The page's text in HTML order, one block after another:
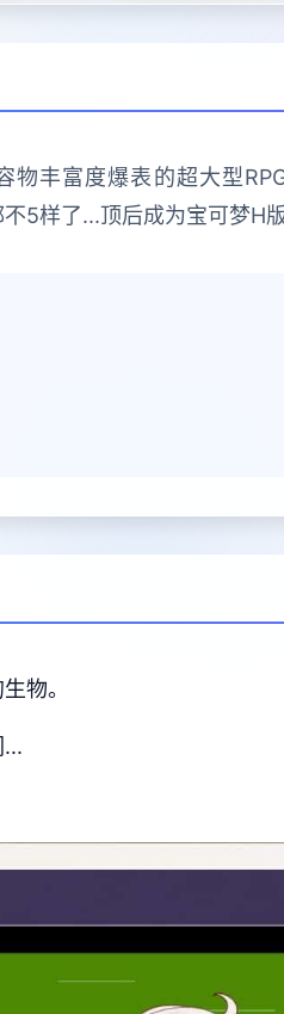
丰富度爆表的超大型
5样了...顶后成为宝可梦H
物。